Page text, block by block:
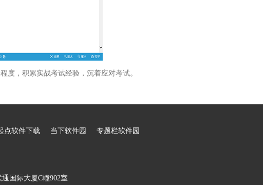
度，积累实战考试经验，沉着应对考试。
点软件下载 当下软件园 专题栏软件园
国际大厦C幢902室